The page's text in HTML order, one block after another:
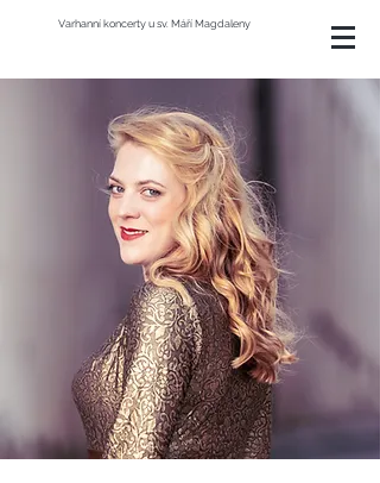
Varhanní koncerty u sv. Máří Magdaleny